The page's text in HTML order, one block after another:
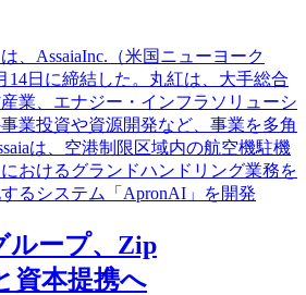
、AssaiaInc.（米国ニューヨーク
14日に締結した。丸紅は、大手総合
業、エナジー・インフラソリューシ
業投資や資源開発など、事業を多角
は、空港制限区域内の航空機駐機
おけるグランドハンドリング業務を
るシステム「ApronAI」を開発
ループ、Zip
資本提携へ